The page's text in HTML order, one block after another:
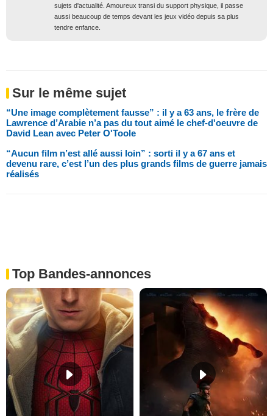
sujets d'actualité. Amoureux transi du support physique, il passe
aussi beaucoup de temps devant les jeux vidéo depuis sa plus
tendre enfance.
Sur le même sujet
“Une image complètement fausse” : il y a 63 ans, le frère de
Lawrence d’Arabie n’a pas du tout aimé le chef-d'oeuvre de
David Lean avec Peter O'Toole
“Aucun film n’est allé aussi loin” : sorti il y a 67 ans et
devenu rare, c’est l’un des plus grands films de guerre jamais
réalisés
Top Bandes-annonces